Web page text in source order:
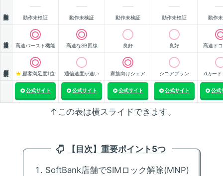
動作未検証 動作未検証 動作未検証 動作未検証 動作
高速バースト機能 高速なSB回線 良好 良好 高速ド
顧客満足度1位 通信速度が速い 家族向けシェア シニアプラン dカード
公式サイト 公式サイト 公式サイト 公式サイト 公式
↑この表は横スライドできます。
【目次】重要ポイント5つ
SoftBank店舗でSIMロック解除(MNP)